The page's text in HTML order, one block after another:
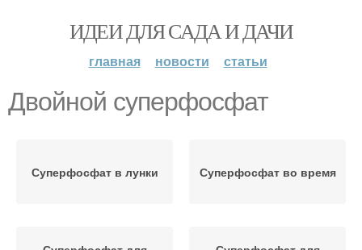
ИДЕИ ДЛЯ САДА И ДАЧИ
главная новости статьи
Двойной суперфосфат
Суперфосфат в лунки Суперфосфат во время